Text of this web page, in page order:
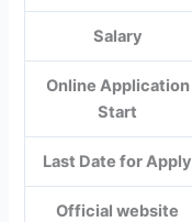
Salary
Online Application
Start
Last Date for Apply
Official website